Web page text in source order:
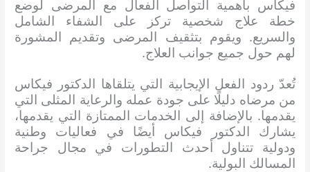
فيكاس بأهمية التواصل الفعال مع المرضى لوضع
خطة علاج شخصية تركز على الشفاء الشامل
والسريع. ويقوم بتثقيف المرضى وتقديم المشورة
لهم حول جميع جوانب العلاج.
تُعدّ ردود الفعل الإيجابية التي يتلقاها الدكتور فيكاس
من مرضاه دليلًا على جودة عمله والرعاية المثلى التي
يقدمها. بالإضافة إلى الخدمات الممتازة التي يقدمها،
يشارك الدكتور فيكاس أيضًا في فعاليات وطنية
ودولية تتناول أحدث التطورات في مجال جراحة
المسالك البولية.